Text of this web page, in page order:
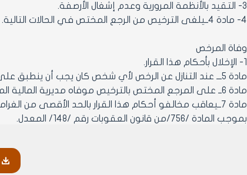
3- التقيد بالأنظمة المرورية وعدم إشغال الأرصفة.
4- مادة 4ــيلغى الترخيص من الرجع المختص في الحالات التالية.
وفاة المرخص
1- الإخلال بأحكام هذا القرار.
مادة 5ـــ عند التنازل عن الرخص لأي شخص كان يجب أن ينطبق على المتنازل له كافة الشروط السابقة.
مادة 6ــ على المرجع المختص بالترخيص موفاه مديرية المالية المختصة بنسخة عن قرار الترخيص.
بموجب المادة /756/من قانون العقوبات رقم /148/ المعدل.